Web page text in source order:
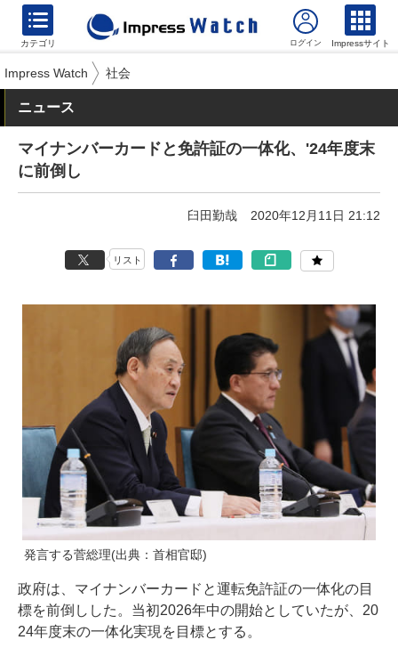
カテゴリ Impressサイト
Impress Watch 社会
ニュース
マイナンバーカードと免許証の一体化、'24年度末
に前倒し
臼田勤哉 2020年12月11日 21:12
リスト
発言する菅総理(出典：首相官邸)
政府は、マイナンバーカードと運転免許証の一体化の目
標を前倒しした。当初2026年中の開始としていたが、20
24年度末の一体化実現を目標とする。